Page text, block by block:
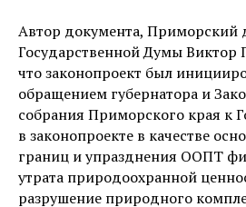
Автор документа, Приморский
Государственной Думы Виктор
что законопроект был
обращением губернатора и
собрания Приморского края к
в законопроекте в качестве
границ и упразднения ООПТ
утрата природоохранной
разрушение природного